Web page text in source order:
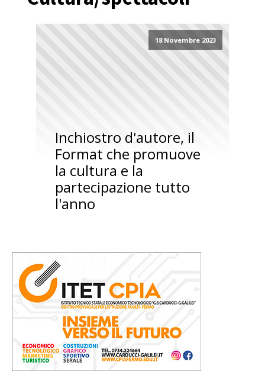
18 Novembre 2023
Inchiostro d'autore, il
Format che promuove
la cultura e la
partecipazione tutto
l'anno